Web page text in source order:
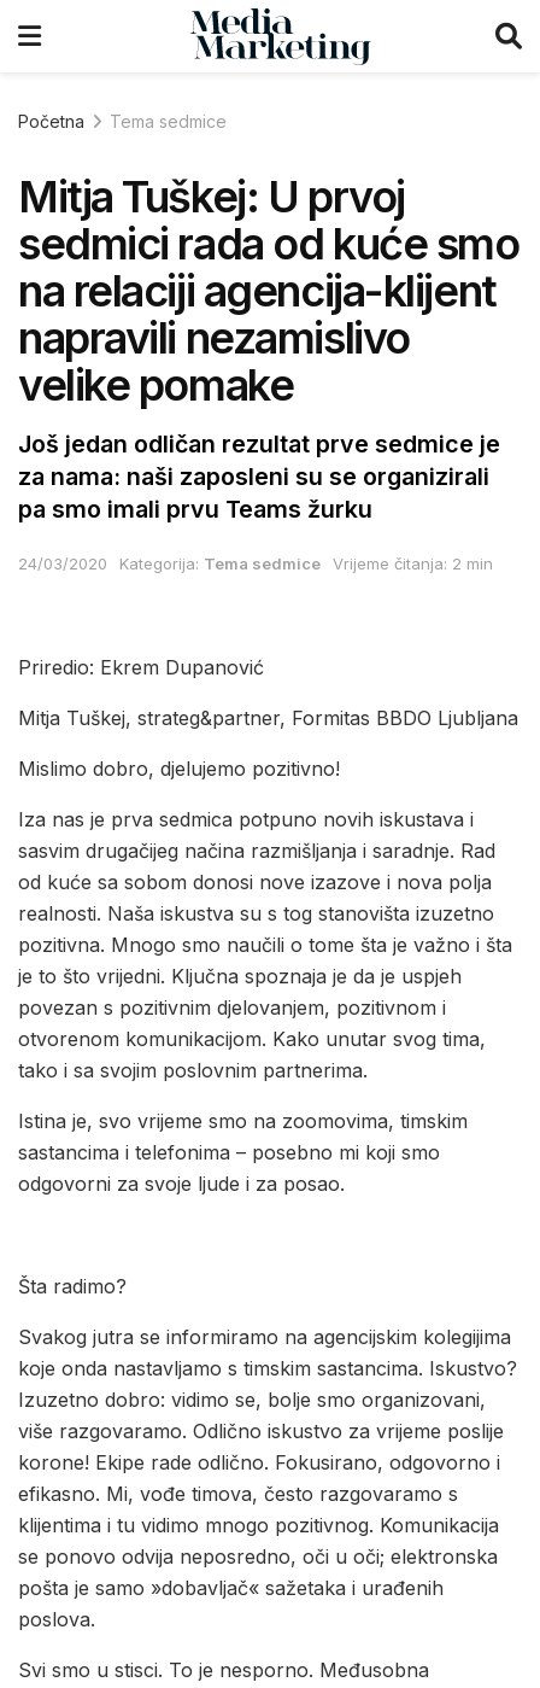
Početna Tema sedmice
Mitja Tuškej: U prvoj
sedmici rada od kuće smo
na relaciji agencija-klijent
napravili nezamislivo
velike pomake
Još jedan odličan rezultat prve sedmice je
za nama: naši zaposleni su se organizirali
pa smo imali prvu Teams žurku
24/03/2020 Kategorija: Tema sedmice Vrijeme čitanja: 2 min
Priredio: Ekrem Dupanović
Mitja Tuškej, strateg&partner, Formitas BBDO Ljubljana
Mislimo dobro, djelujemo pozitivno!
Iza nas je prva sedmica potpuno novih iskustava i
sasvim drugačijeg načina razmišljanja i saradnje. Rad
od kuće sa sobom donosi nove izazove i nova polja
realnosti. Naša iskustva su s tog stanovišta izuzetno
pozitivna. Mnogo smo naučili o tome šta je važno i šta
je to što vrijedni. Ključna spoznaja je da je uspjeh
povezan s pozitivnim djelovanjem, pozitivnom i
otvorenom komunikacijom. Kako unutar svog tima,
tako i sa svojim poslovnim partnerima.
Istina je, svo vrijeme smo na zoomovima, timskim
sastancima i telefonima – posebno mi koji smo
odgovorni za svoje ljude i za posao.
Šta radimo?
Svakog jutra se informiramo na agencijskim kolegijima
koje onda nastavljamo s timskim sastancima. Iskustvo?
Izuzetno dobro: vidimo se, bolje smo organizovani,
više razgovaramo. Odlično iskustvo za vrijeme poslije
korone! Ekipe rade odlično. Fokusirano, odgovorno i
efikasno. Mi, vođe timova, često razgovaramo s
klijentima i tu vidimo mnogo pozitivnog. Komunikacija
se ponovo odvija neposredno, oči u oči; elektronska
pošta je samo »dobavljač« sažetaka i urađenih
poslova.
Svi smo u stisci. To je nesporno. Međusobna